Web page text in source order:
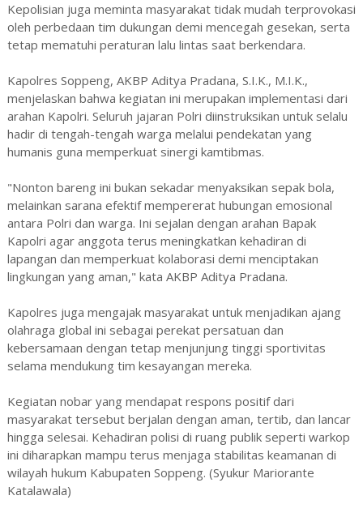
Kepolisian juga meminta masyarakat tidak mudah terprovokasi
oleh perbedaan tim dukungan demi mencegah gesekan, serta
tetap mematuhi peraturan lalu lintas saat berkendara.
Kapolres Soppeng, AKBP Aditya Pradana, S.I.K., M.I.K.,
menjelaskan bahwa kegiatan ini merupakan implementasi dari
arahan Kapolri. Seluruh jajaran Polri diinstruksikan untuk selalu
hadir di tengah-tengah warga melalui pendekatan yang
humanis guna memperkuat sinergi kamtibmas.
"Nonton bareng ini bukan sekadar menyaksikan sepak bola,
melainkan sarana efektif mempererat hubungan emosional
antara Polri dan warga. Ini sejalan dengan arahan Bapak
Kapolri agar anggota terus meningkatkan kehadiran di
lapangan dan memperkuat kolaborasi demi menciptakan
lingkungan yang aman," kata AKBP Aditya Pradana.
Kapolres juga mengajak masyarakat untuk menjadikan ajang
olahraga global ini sebagai perekat persatuan dan
kebersamaan dengan tetap menjunjung tinggi sportivitas
selama mendukung tim kesayangan mereka.
Kegiatan nobar yang mendapat respons positif dari
masyarakat tersebut berjalan dengan aman, tertib, dan lancar
hingga selesai. Kehadiran polisi di ruang publik seperti warkop
ini diharapkan mampu terus menjaga stabilitas keamanan di
wilayah hukum Kabupaten Soppeng. (Syukur Mariorante
Katalawala)